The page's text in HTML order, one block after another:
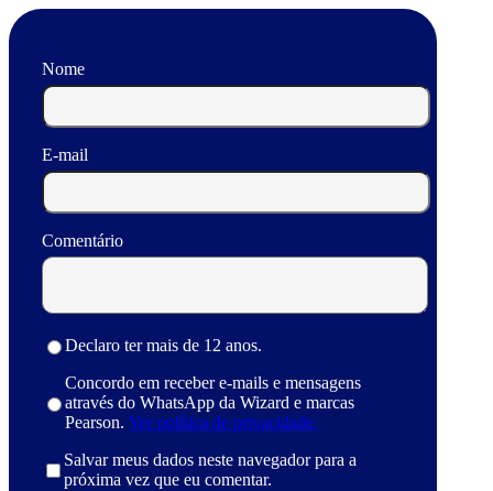
Nome
E-mail
Comentário
Declaro ter mais de 12 anos.
Concordo em receber e-mails e mensagens
através do WhatsApp da Wizard e marcas
Pearson. Ver política de privacidade.
Salvar meus dados neste navegador para a
próxima vez que eu comentar.